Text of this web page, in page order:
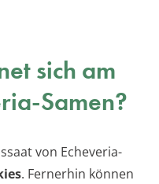
sich am
Samen?
von Echeveria-
. Fernerhin können